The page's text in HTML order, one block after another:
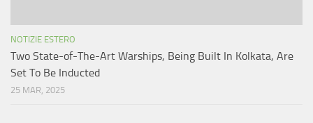
NOTIZIE ESTERO
Two State-of-The-Art Warships, Being Built In Kolkata, Are
Set To Be Inducted
25 MAR, 2025